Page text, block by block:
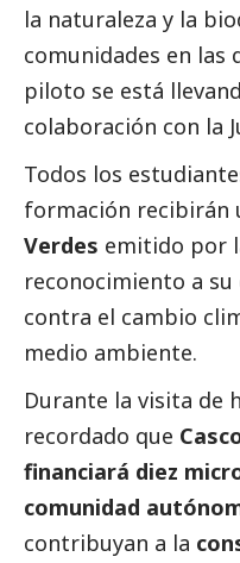
la naturaleza y la
comunidades en las
piloto se está
colaboración con la
Todos los
formación recibirán
Verdes emitido por
reconocimiento a
contra el cambio
medio ambiente.
Durante la visita de
recordado que
financiará diez
comunidad
contribuyan a la